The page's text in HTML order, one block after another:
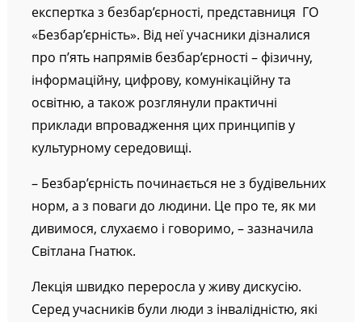
експертка з безбар’єрності, представниця ГО
«Безбар’єрність». Від неї учасники дізналися
про п’ять напрямів безбар’єрності – фізичну,
інформаційну, цифрову, комунікаційну та
освітню, а також розглянули практичні
приклади впровадження цих принципів у
культурному середовищі.
– Безбар’єрність починається не з будівельних
норм, а з поваги до людини. Це про те, як ми
дивимося, слухаємо і говоримо, – зазначила
Світлана Гнатюк.
Лекція швидко переросла у живу дискусію.
Серед учасників були люди з інвалідністю, які